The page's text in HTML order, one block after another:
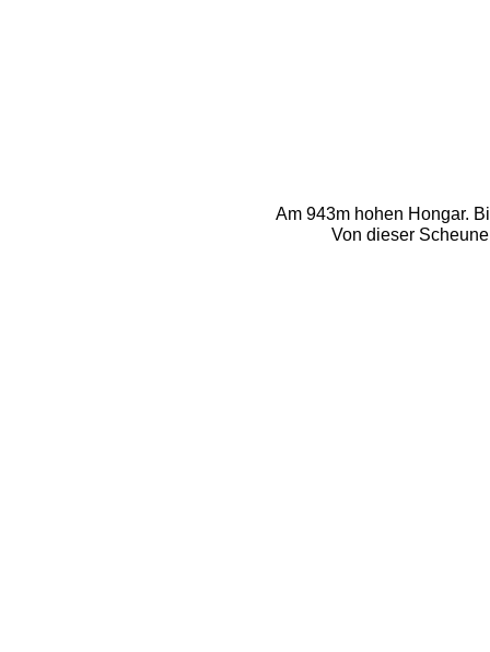
Am 943m hohen Hongar.
Von dieser